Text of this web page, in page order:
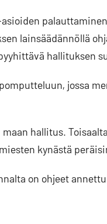
palauttaminen
lainsäädännöllä
hallituksen
jossa
hallitus. Toisaalta
kynästä
on ohjeet